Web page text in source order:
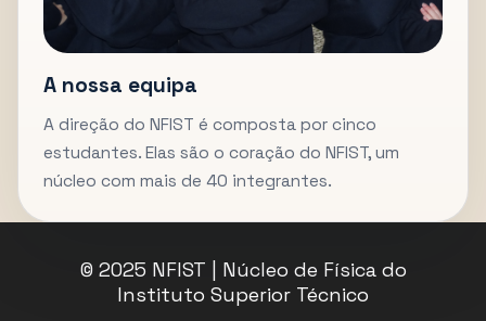
A nossa equipa
A direção do NFIST é composta por cinco
estudantes. Elas são o coração do NFIST, um
núcleo com mais de 40 integrantes.
© 2025 NFIST | Núcleo de Física do
Instituto Superior Técnico